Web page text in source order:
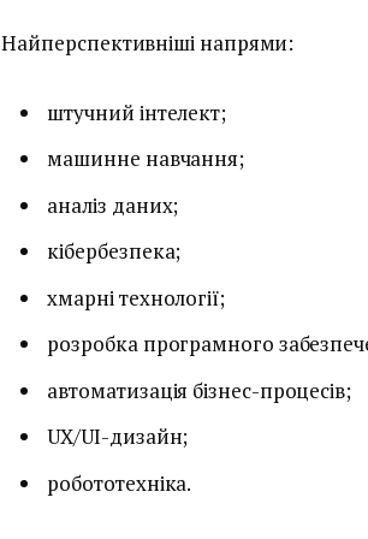
Найперспективніші напрями:
штучний інтелект;
машинне навчання;
аналіз даних;
кібербезпека;
хмарні технології;
розробка програмного
автоматизація бізнес-процесів;
UX/UI-дизайн;
робототехніка.